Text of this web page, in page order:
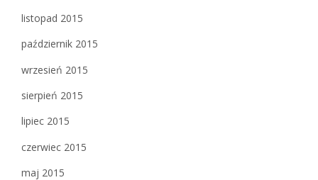
listopad 2015
październik 2015
wrzesień 2015
sierpień 2015
lipiec 2015
czerwiec 2015
maj 2015